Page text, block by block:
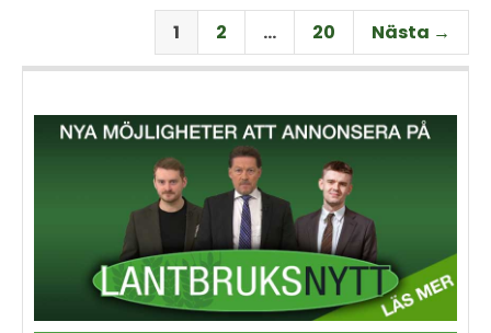
Per Larsson som idag har
rollen som senior advisor på
nyhetsuppdatering med en
rapport från
spannmålsmarknaden.
1 2 … 20 Nästa →